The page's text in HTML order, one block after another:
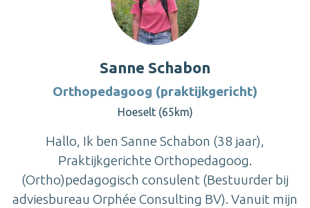
Sanne Schabon
Orthopedagoog (praktijkgericht)
Hoeselt (65km)
Hallo, Ik ben Sanne Schabon (38 jaar),
Praktijkgerichte Orthopedagoog.
(Ortho)pedagogisch consulent (Bestuurder bij
adviesbureau Orphée Consulting BV). Vanuit mijn